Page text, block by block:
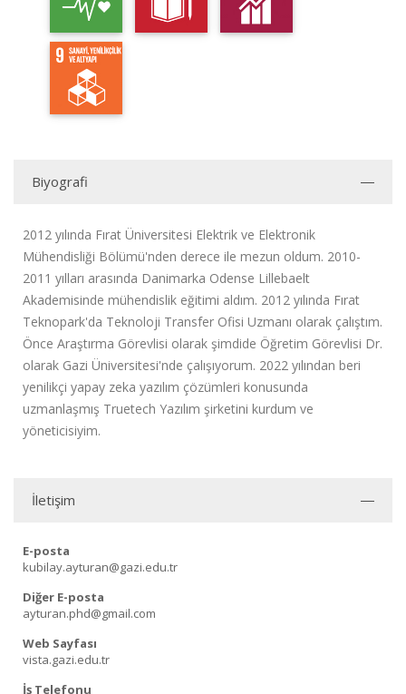
Biyografi
2012 yılında Fırat Üniversitesi Elektrik ve Elektronik
Mühendisliği Bölümü'nden derece ile mezun oldum. 2010-
2011 yılları arasında Danimarka Odense Lillebaelt
Akademisinde mühendislik eğitimi aldım. 2012 yılında Fırat
Teknopark'da Teknoloji Transfer Ofisi Uzmanı olarak çalıştım.
Önce Araştırma Görevlisi olarak şimdide Öğretim Görevlisi Dr.
olarak Gazi Üniversitesi'nde çalışıyorum. 2022 yılından beri
yenilikçi yapay zeka yazılım çözümleri konusunda
uzmanlaşmış Truetech Yazılım şirketini kurdum ve
yöneticisiyim.
İletişim
E-posta
kubilay.ayturan@gazi.edu.tr
Diğer E-posta
ayturan.phd@gmail.com
Web Sayfası
vista.gazi.edu.tr
İş Telefonu